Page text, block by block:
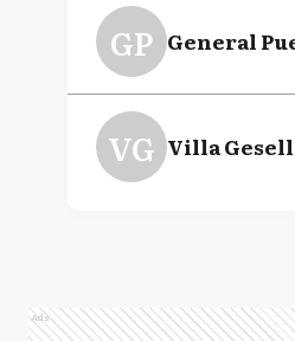
GP General
VG Villa Gesell
Ads